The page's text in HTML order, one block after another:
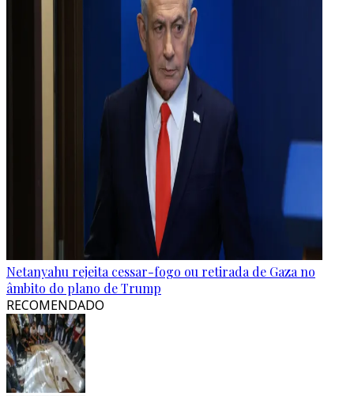
Netanyahu rejeita cessar-fogo ou retirada de Gaza no
âmbito do plano de Trump
RECOMENDADO